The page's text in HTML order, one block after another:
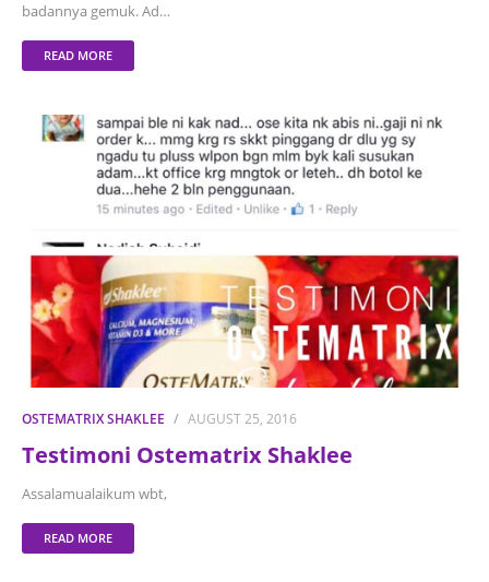
badannya gemuk. Ad…
READ MORE
OSTEMATRIX SHAKLEE AUGUST 25, 2016
Testimoni Ostematrix Shaklee
Assalamualaikum wbt,
READ MORE